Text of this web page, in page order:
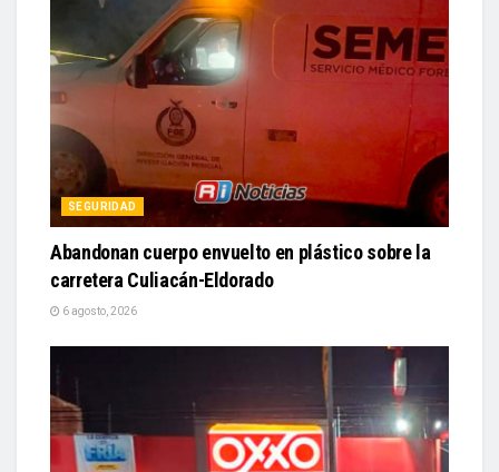
SEGURIDAD
Abandonan cuerpo envuelto en plástico sobre la
carretera Culiacán-Eldorado
6 agosto, 2026